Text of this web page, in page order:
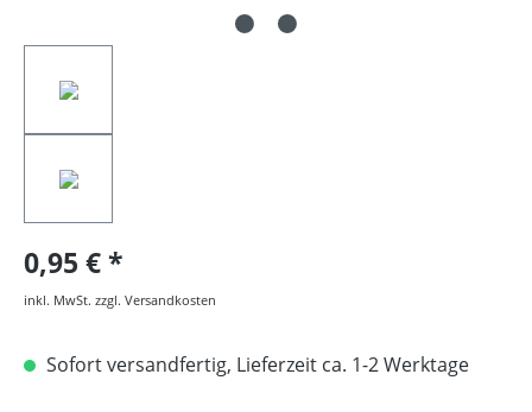
0,95 €
inkl. MwSt. zzgl. Versandkosten
Sofort versandfertig, Lieferzeit ca. 1-2 Werktage